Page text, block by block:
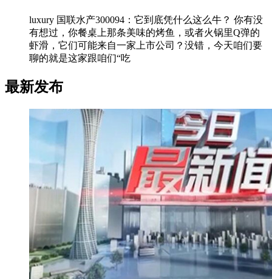
luxury 国联水产300094：它到底凭什么这么牛？ 你有没
有想过，你餐桌上那条美味的烤鱼，或者火锅里Q弹的
虾滑，它们可能来自一家上市公司？没错，今天咱们要
聊的就是这家跟咱们“吃
最新发布